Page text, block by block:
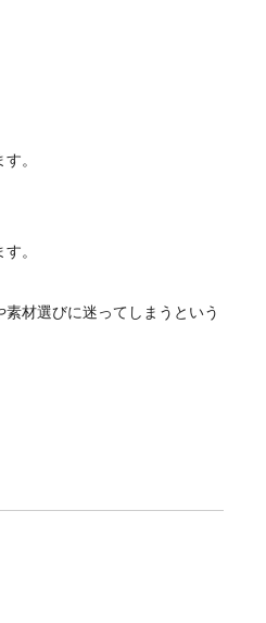
。
。
材選びに迷ってしまうという